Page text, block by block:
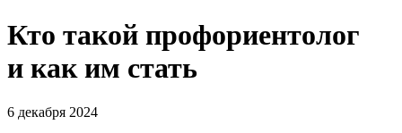
Кто такой профориентолог
и как им стать
6 декабря 2024